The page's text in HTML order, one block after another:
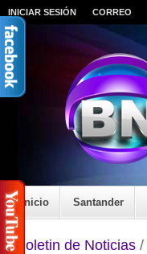
INICIAR SESIÓN CORREO
Inicio Santander
Boletin de Noticias /